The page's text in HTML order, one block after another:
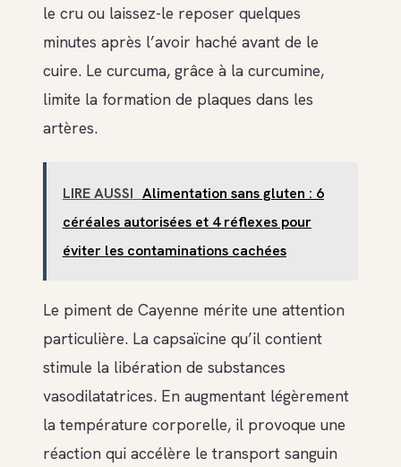
le cru ou laissez-le reposer quelques
minutes après l’avoir haché avant de le
cuire. Le curcuma, grâce à la curcumine,
limite la formation de plaques dans les
artères.
LIRE AUSSI Alimentation sans gluten : 6
céréales autorisées et 4 réflexes pour
éviter les contaminations cachées
Le piment de Cayenne mérite une attention
particulière. La capsaïcine qu’il contient
stimule la libération de substances
vasodilatatrices. En augmentant légèrement
la température corporelle, il provoque une
réaction qui accélère le transport sanguin